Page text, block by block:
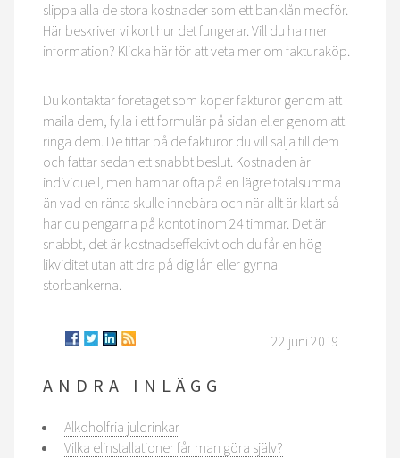
slippa alla de stora kostnader som ett banklån medför.
Här beskriver vi kort hur det fungerar. Vill du ha mer
information? Klicka här för att veta mer om fakturaköp.
Du kontaktar företaget som köper fakturor genom att
maila dem, fylla i ett formulär på sidan eller genom att
ringa dem. De tittar på de fakturor du vill sälja till dem
och fattar sedan ett snabbt beslut. Kostnaden är
individuell, men hamnar ofta på en lägre totalsumma
än vad en ränta skulle innebära och när allt är klart så
har du pengarna på kontot inom 24 timmar. Det är
snabbt, det är kostnadseffektivt och du får en hög
likviditet utan att dra på dig lån eller gynna
storbankerna.
22 juni 2019
ANDRA INLÄGG
Alkoholfria juldrinkar
Vilka elinstallationer får man göra själv?